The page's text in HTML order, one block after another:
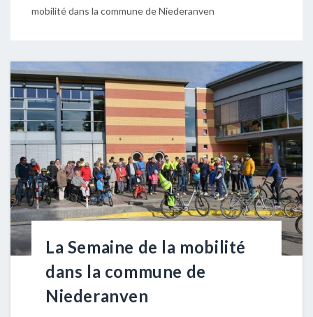
mobilité dans la commune de Niederanven
La Semaine de la mobilité
dans la commune de
Niederanven